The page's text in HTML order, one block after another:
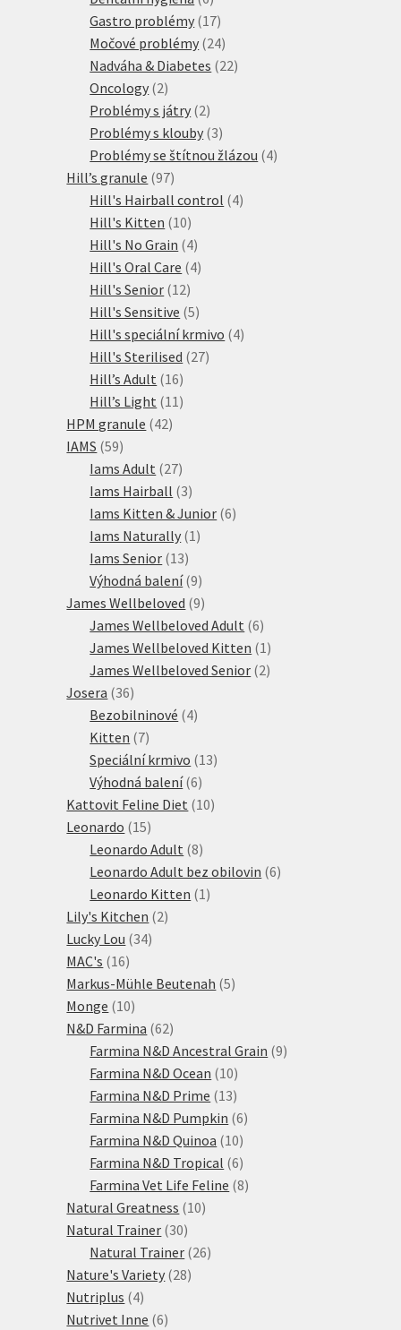
produktů
Gastro problémy 1717
produktů
Močové problémy 2424
produktů
Nadváha & Diabetes 2222
Oncology 22
produkty
Problémy s játry 22
produkty
Problémy s klouby 33
produkty
Problémy se štítnou žlázou 44
Hill’s granule 9797
produktů
Hill's Hairball control 44
Hill's Kitten 1010
produktů
Hill's No Grain 44
produkty
Hill's Oral Care 44
Hill's Senior 1212
produktů
Hill's Sensitive 55
produktů
Hill's speciální krmivo 44
Hill's Sterilised 2727
Hill’s Adult 1616
produktů
Hill’s Light 11 11
HPM granule 4242
IAMS 5959
produktů
Iams Adult 2727
produktů
Iams Hairball 33
produkty
Iams Kitten & Junior 66
Iams Naturally 1 1
Iams Senior 1313
produktů
Výhodná balení 99
produktů
James Wellbeloved 99
produktů
James Wellbeloved Adult 66
produktů
James Wellbeloved Kitten 1 1
produkt
James Wellbeloved Senior 22
Josera 3636
produktů
Bezobilninové 44
Kitten 77
produktů
Speciální krmivo 1313
Výhodná balení 66
produktů
Kattovit Feline Diet 1010
Leonardo 1515
produktů
Leonardo Adult 88
produktů
Leonardo Adult bez obilovin 66
Leonardo Kitten 1 1
Lily's Kitchen 22
Lucky Lou 3434
MAC's 1616
produktů
Markus-Mühle Beutenah 55
Monge 1010
produktů
N&D Farmina 6262
produktů
Farmina N&D Ancestral Grain 99
Farmina N&D Ocean 1010
produktů
Farmina N&D Prime 1313
produktů
Farmina N&D Pumpkin 66
Farmina N&D Quinoa 1010
produktů
Farmina N&D Tropical 66
produktů
Farmina Vet Life Feline 88
Natural Greatness 1010
Natural Trainer 3030
produktů
Natural Trainer 2626
Nature's Variety 2828
Nutriplus 44
produkty
Nutrivet Inne 66